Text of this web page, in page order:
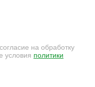
на обработку
условия политики